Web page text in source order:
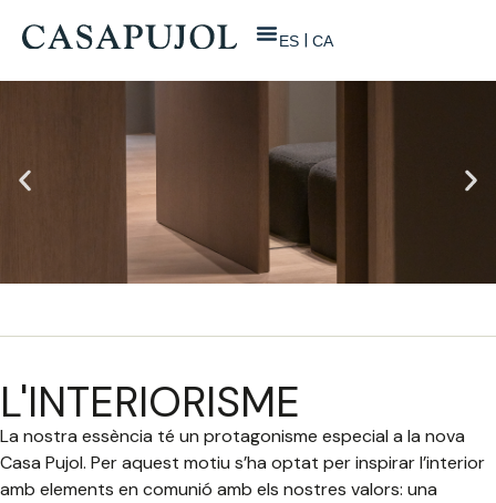
ES CA
L'INTERIORISME
La nostra essència té un protagonisme especial a la nova
Casa Pujol. Per aquest motiu s’ha optat per inspirar l’interior
amb elements en comunió amb els nostres valors: una